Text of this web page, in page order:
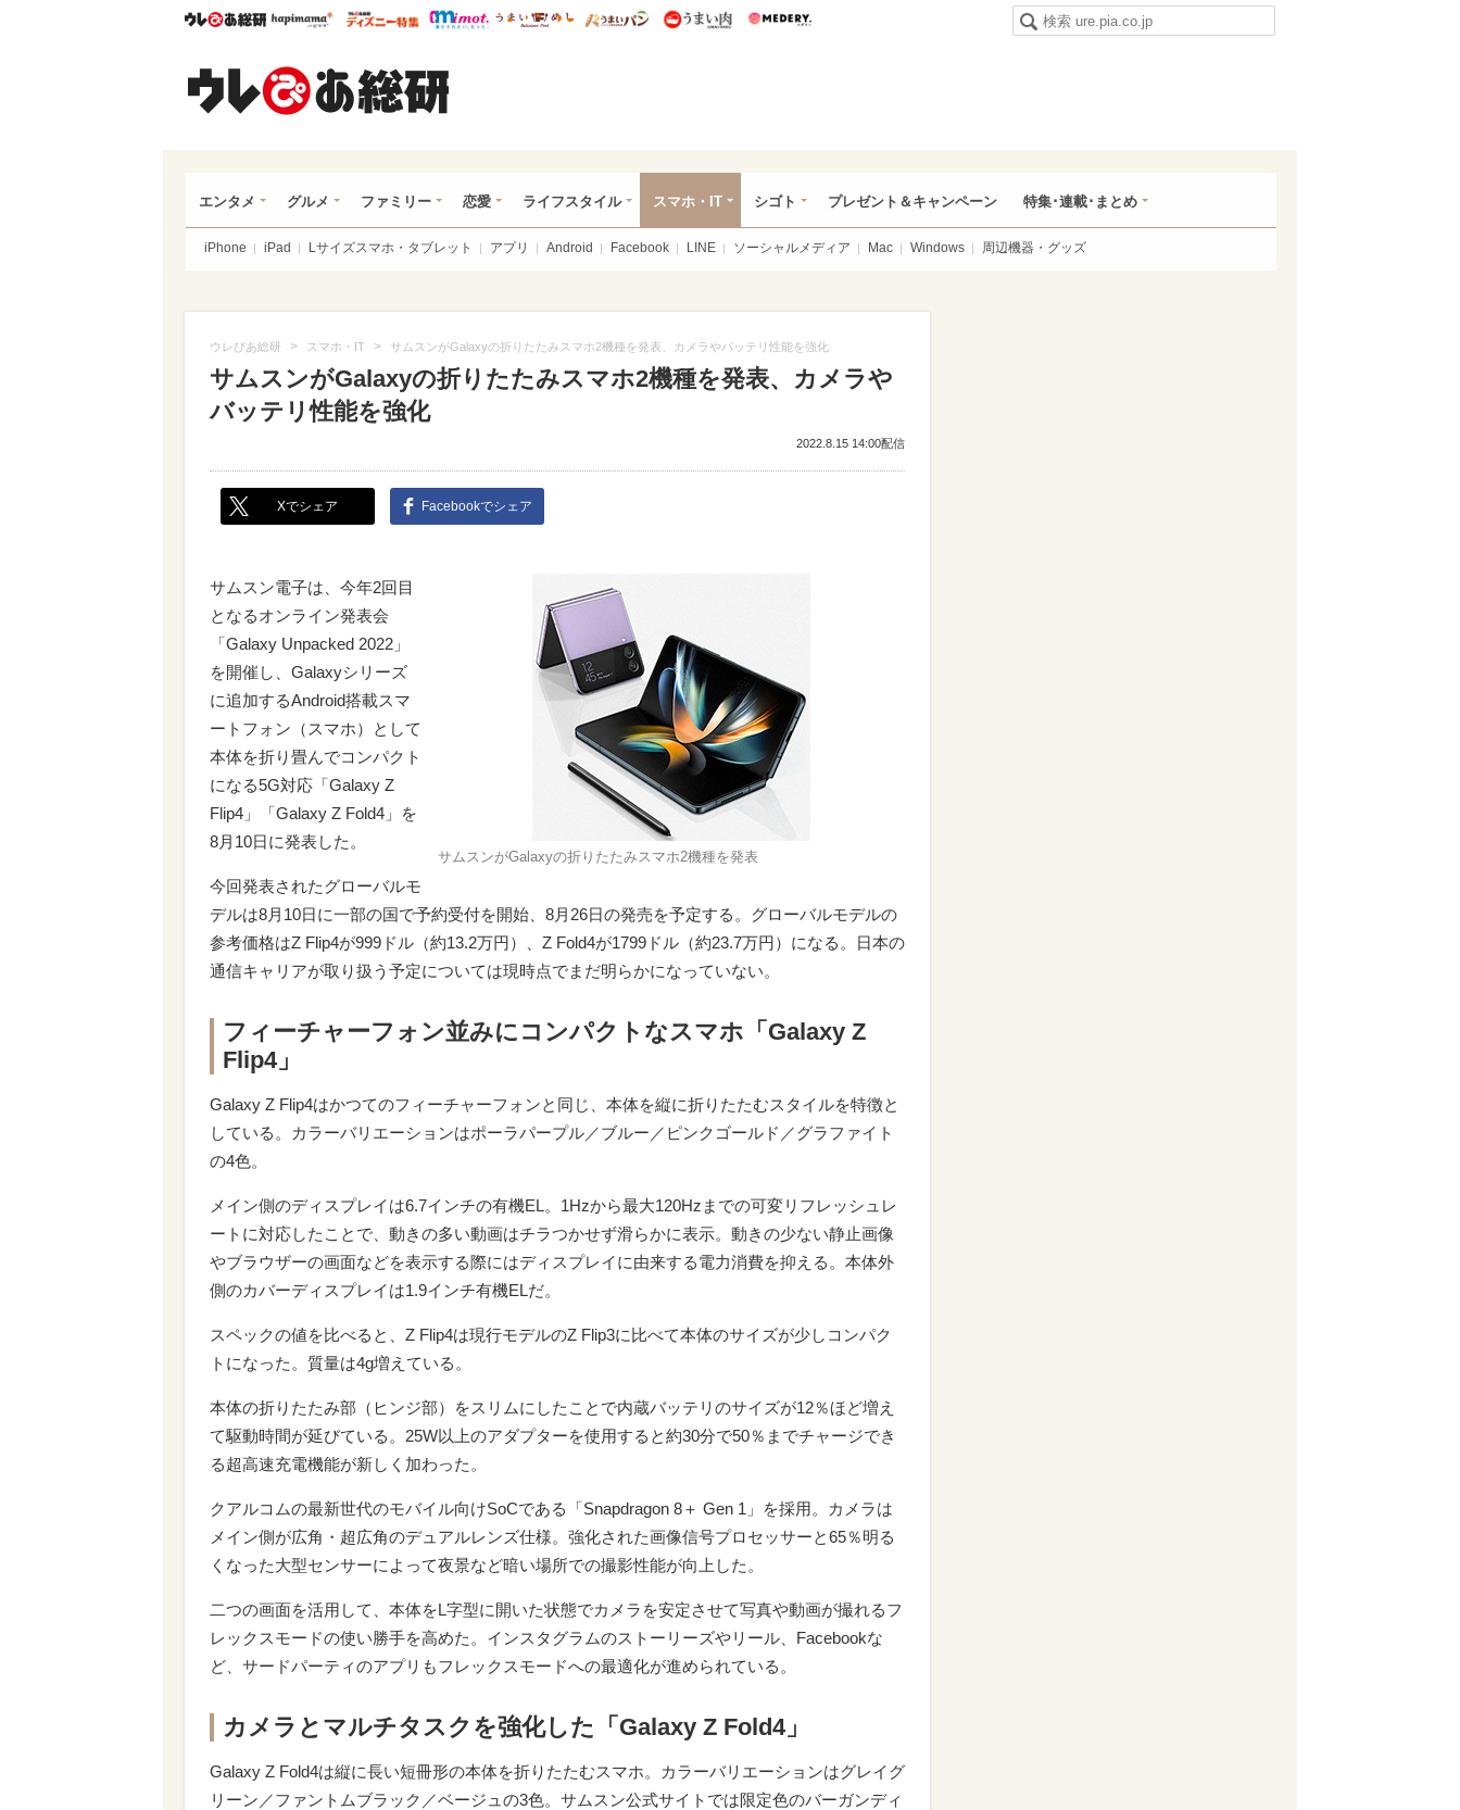
ウレぴあ総研ハピママ* ウレぴあ総研 ディズニー特集
mimot. うまいめし うまいパン うまい肉
エンタメ グルメ ファミリー 恋愛 ライフスタイル スマホ・IT シゴト プレゼント＆キャンペーン 特集･連載･まとめ
iPhone iPad Lサイズスマホ・タブレット アプリ Android Facebook LINE ソーシャルメディア Mac Windows 周辺機器・グッズ
ウレぴあ総研 > スマホ・IT > サムスンがGalaxyの折りたたみスマホ2機種を発表、カメラやバッテリ性能を強化
サムスンがGalaxyの折りたたみスマホ2機種を発表、カメラや
バッテリ性能を強化
2022.8.15 14:00配信
Xでシェア Facebookでシェア
サムスンがGalaxyの折りたたみスマホ2機種を発表
サムスン電子は、今年2回目
となるオンライン発表会
「Galaxy Unpacked 2022」
を開催し、Galaxyシリーズ
に追加するAndroid搭載スマ
ートフォン（スマホ）として
本体を折り畳んでコンパクト
になる5G対応「Galaxy Z
Flip4」「Galaxy Z Fold4」を
8月10日に発表した。
今回発表されたグローバルモ
デルは8月10日に一部の国で予約受付を開始、8月26日の発売を予定する。グローバルモデルの
参考価格はZ Flip4が999ドル（約13.2万円）、Z Fold4が1799ドル（約23.7万円）になる。日本の
通信キャリアが取り扱う予定については現時点でまだ明らかになっていない。
フィーチャーフォン並みにコンパクトなスマホ「Galaxy Z
Flip4」
Galaxy Z Flip4はかつてのフィーチャーフォンと同じ、本体を縦に折りたたむスタイルを特徴と
している。カラーバリエーションはポーラパープル／ブルー／ピンクゴールド／グラファイト
の4色。
メイン側のディスプレイは6.7インチの有機EL。1Hzから最大120Hzまでの可変リフレッシュレ
ートに対応したことで、動きの多い動画はチラつかせず滑らかに表示。動きの少ない静止画像
やブラウザーの画面などを表示する際にはディスプレイに由来する電力消費を抑える。本体外
側のカバーディスプレイは1.9インチ有機ELだ。
スペックの値を比べると、Z Flip4は現行モデルのZ Flip3に比べて本体のサイズが少しコンパク
トになった。質量は4g増えている。
本体の折りたたみ部（ヒンジ部）をスリムにしたことで内蔵バッテリのサイズが12％ほど増え
て駆動時間が延びている。25W以上のアダプターを使用すると約30分で50％までチャージでき
る超高速充電機能が新しく加わった。
クアルコムの最新世代のモバイル向けSoCである「Snapdragon 8＋ Gen 1」を採用。カメラは
メイン側が広角・超広角のデュアルレンズ仕様。強化された画像信号プロセッサーと65％明る
くなった大型センサーによって夜景など暗い場所での撮影性能が向上した。
二つの画面を活用して、本体をL字型に開いた状態でカメラを安定させて写真や動画が撮れるフ
レックスモードの使い勝手を高めた。インスタグラムのストーリーズやリール、Facebookな
ど、サードパーティのアプリもフレックスモードへの最適化が進められている。
カメラとマルチタスクを強化した「Galaxy Z Fold4」
Galaxy Z Fold4は縦に長い短冊形の本体を折りたたむスマホ。カラーバリエーションはグレイグ
リーン／ファントムブラック／ベージュの3色。サムスン公式サイトでは限定色のバーガンディ